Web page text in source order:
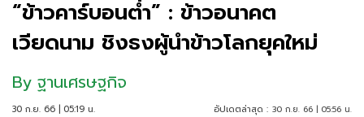
“ข้าวคาร์บอนต่ำ” : ข้าวอนาคต
เวียดนาม ชิงธงผู้นำข้าวโลกยุคใหม่
By ฐานเศรษฐกิจ
30 ก.ย. 66 | 05:19 น. อัปเดตล่าสุด : 30 ก.ย. 66 | 05:56 น.